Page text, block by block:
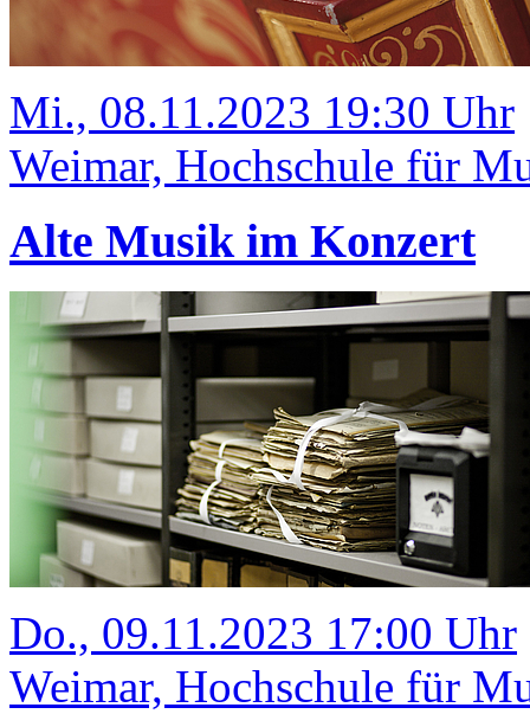
Mi., 08.11.2023 19:30 Uhr
Weimar, Hochschule für
Alte Musik im Konzert
Do., 09.11.2023 17:00 Uhr
Weimar, Hochschule für